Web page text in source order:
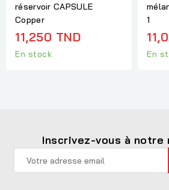
réservoir CAPSULE
Copper
11,250 TND
En stock
1
En
Inscrivez-vous à